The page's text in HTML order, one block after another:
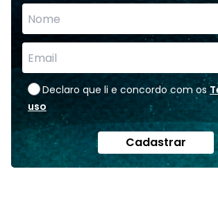
Declaro que li e concordo com os
uso
Cadastrar